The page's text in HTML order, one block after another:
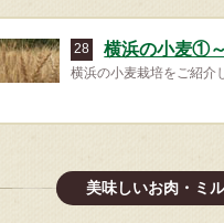
28 横浜の小麦①
横浜の小麦栽培をご紹介
美味しいお肉・ミ